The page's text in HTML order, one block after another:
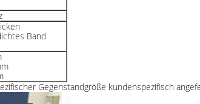
Band
Gegenstandgröße kundenspezifisch